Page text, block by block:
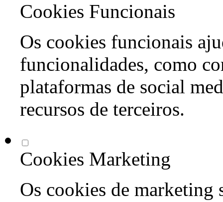
Cookies Funcionais
Os cookies funcionais
funcionalidades, como
plataformas de social
recursos de terceiros.
Cookies Marketing
Os cookies de marketing